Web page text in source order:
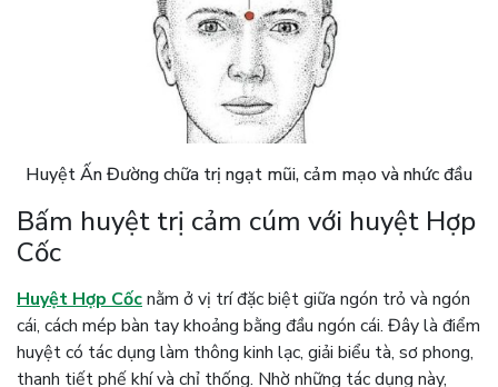
Huyệt Ấn Đường chữa trị ngạt mũi, cảm mạo và nhức đầu
Bấm huyệt trị cảm cúm với huyệt Hợp
Cốc
Huyệt Hợp Cốcnằm ở vị trí đặc biệt giữa ngón trỏ và ngón
cái, cách mép bàn tay khoảng bằng đầu ngón cái. Đây là điểm
huyệt có tác dụng làm thông kinh lạc, giải biểu tà, sơ phong,
thanh tiết phế khí và chỉ thống. Nhờ những tác dụng này,